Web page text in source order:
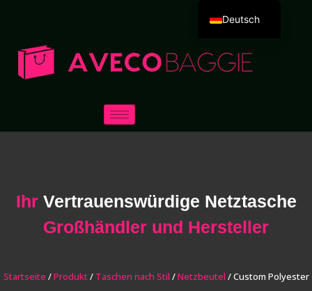
Ihr Vertrauenswürdige Netztasche
Großhändler und Hersteller
Startseite /Produkt/ Taschen nach Stil /Netzbeutel / Custom Polyester
Deutsch
Español
العربية
日本語
한국어